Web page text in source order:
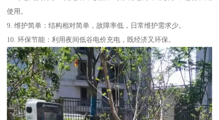
使用。
9. 维护简单：结构相对简单，故障率低，日常维护需求少。
10. 环保节能：利用夜间低谷电价充电，既经济又环保。